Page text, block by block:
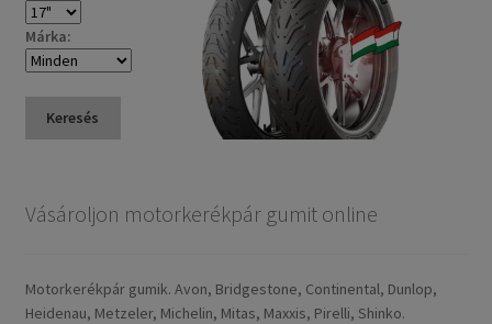
Márka:
Keresés
Vásároljon motorkerékpár gumit online
Motorkerékpár gumik. Avon, Bridgestone, Continental, Dunlop,
Heidenau, Metzeler, Michelin, Mitas, Maxxis, Pirelli, Shinko.